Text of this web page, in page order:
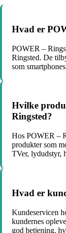
Hvad er
POWER –
Ringsted. De
som
Hvilke
Ringsted?
Hos POWER –
produkter som
TVer, lydudstyr,
Hvad er
Kundeservicen
kundernes
god betjening,